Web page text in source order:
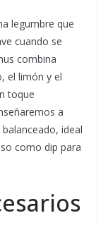
legumbre que
cuando se
combina
el limón y el
toque
a
ideal
como dip para